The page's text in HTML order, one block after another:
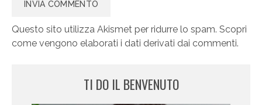
Questo sito utilizza Akismet per ridurre lo spam. Scopri
come vengono elaborati i dati derivati dai commenti.
TI DO IL BENVENUTO